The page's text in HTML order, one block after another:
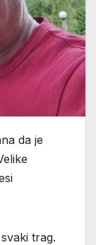
da je
trag.